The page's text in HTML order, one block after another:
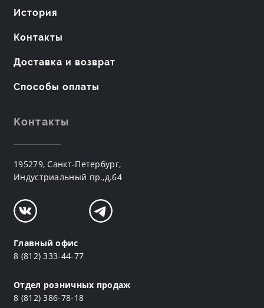
История
Контакты
Доставка и возврат
Способы оплаты
Контакты
195279, Санкт-Петербург,
Индустриальный пр.,д.64
Главный офис
8 (812) 333-44-77
Отдел розничных продаж
8 (812) 386-78-18